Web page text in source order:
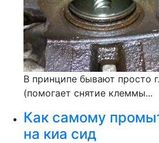
В принципе бывают просто
(помогает снятие клеммы...
Как самому
на киа сид